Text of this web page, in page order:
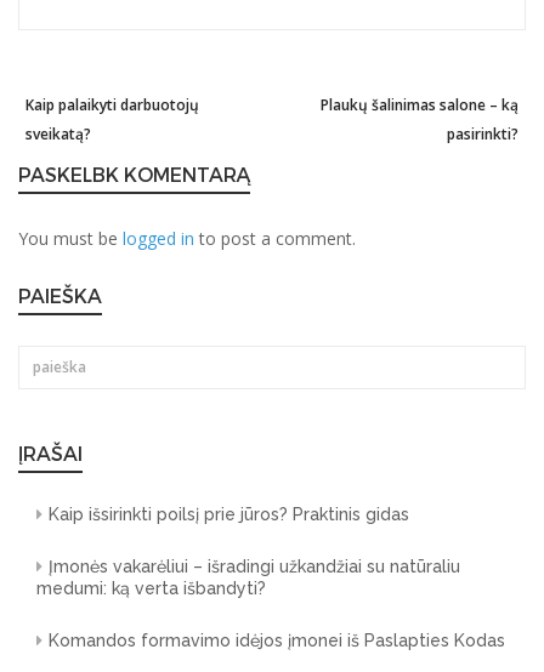
Post
navigation
Previous
post:
Kaip palaikyti darbuotojų
sveikatą?
Plaukų šalinimas salone – ką
pasirinkti?
PASKELBK KOMENTARĄ
You must be logged in to post a comment.
PAIEŠKA
ĮRAŠAI
Kaip išsirinkti poilsį prie jūros? Praktinis gidas
Įmonės vakarėliui – išradingi užkandžiai su natūraliu
medumi: ką verta išbandyti?
Komandos formavimo idėjos įmonei iš Paslapties Kodas